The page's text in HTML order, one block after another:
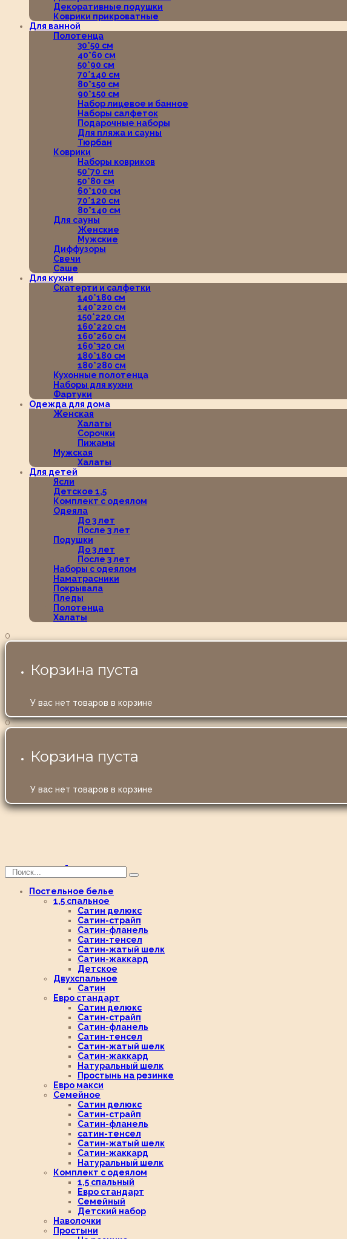
Декоративные подушки
Коврики прикроватные
Для ванной
Полотенца
30*50 см
40*60 см
50*90 см
70*140 см
80*150 см
90*150 см
Набор лицевое и банное
Наборы салфеток
Подарочные наборы
Для пляжа и сауны
Тюрбан
Коврики
Наборы ковриков
50*70 см
50*80 см
60*100 см
70*120 см
80*140 см
Для сауны
Женские
Мужские
Диффузоры
Свечи
Саше
Для кухни
Скатерти и салфетки
140*180 см
140*220 см
150*220 см
160*220 см
160*260 см
160*320 см
180*180 см
180*280 см
Кухонные полотенца
Наборы для кухни
Фартуки
Одежда для дома
Женская
Халаты
Сорочки
Пижамы
Мужская
Халаты
Для детей
Ясли
Детское 1,5
Комплект с одеялом
Одеяла
До 3 лет
После 3 лет
Подушки
До 3 лет
После 3 лет
Наборы с одеялом
Наматрасники
Покрывала
Пледы
Полотенца
Халаты
0
Корзина пуста
У вас нет товаров в корзине
0
Корзина пуста
У вас нет товаров в корзине
Постельное белье
1,5 спальное
Сатин делюкс
Сатин-страйп
Сатин-фланель
Сатин-тенсел
Сатин-жатый шелк
Сатин-жаккард
Детское
Двухспальное
Сатин
Евро стандарт
Сатин делюкс
Сатин-страйп
Сатин-фланель
Сатин-тенсел
Сатин-жатый шелк
Сатин-жаккард
Натуральный шелк
Простынь на резинке
Евро макси
Семейное
Сатин делюкс
Сатин-страйп
Сатин-фланель
сатин-тенсел
Сатин-жатый шелк
Сатин-жаккард
Натуральный шелк
Комплект с одеялом
1,5 спальный
Евро стандарт
Семейный
Детский набор
Наволочки
Простыни